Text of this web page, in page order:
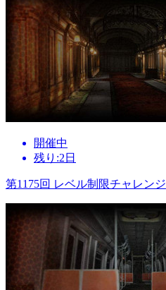
開催中
残り:2日
第1175回 レベル制限チャレンジ